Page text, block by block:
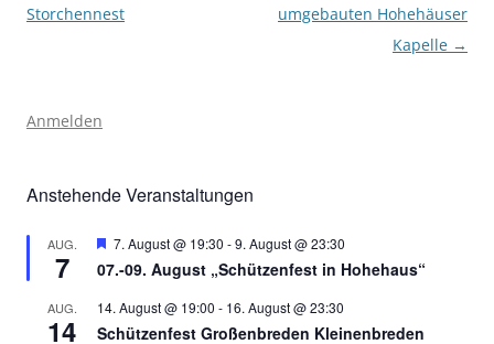
Storchennest
umgebauten Hohehäuser
Kapelle →
Anmelden
Anstehende Veranstaltungen
AUG.
7
Hervorgehoben
7. August @ 19:30 -9. August @ 23:30
07.-09. August „Schützenfest in Hohehaus“
AUG.
14
14. August @ 19:00 - 16. August @ 23:30
Schützenfest Großenbreden Kleinenbreden